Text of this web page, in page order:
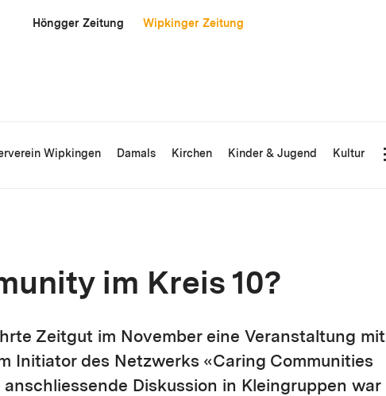
Höngger Zeitung Wipkinger Zeitung
Wipkingen Damals Kirchen Kinder & Jugend Kultur
im Kreis 10?
Zeitgut im November eine Veranstaltung mit
Initiator des Netzwerks «Caring Communities
anschliessende Diskussion in Kleingruppen war